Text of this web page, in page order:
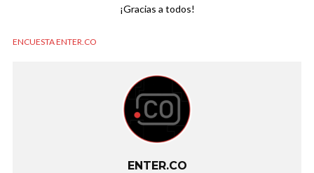
¡Gracias a todos!
ENCUESTA ENTER.CO
ENTER.CO